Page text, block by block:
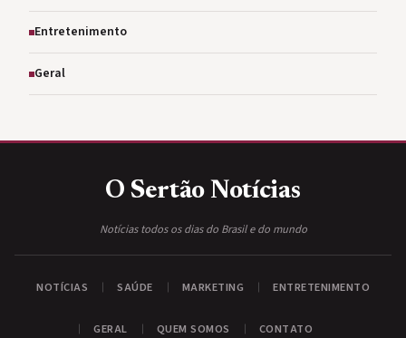
Entretenimento
Geral
O Sertão Notícias
Notícias todos os dias do Brasil e do mundo
NOTÍCIAS SAÚDE MARKETING ENTRETENIMENTO
GERAL QUEM SOMOS CONTATO